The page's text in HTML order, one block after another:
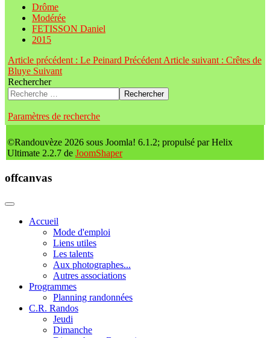
Drôme
Modérée
FETISSON Daniel
2015
Article précédent : Le Peinard Précédent Article suivant : Crêtes de
Bluye Suivant
Rechercher
Rechercher
Paramètres de recherche
©Randouvèze 2026 sous Joomla! 6.1.2; propulsé par Helix
Ultimate 2.2.7 de JoomShaper
offcanvas
Accueil
Mode d'emploi
Liens utiles
Les talents
Aux photographes...
Autres associations
Programmes
Planning randonnées
C.R. Randos
Jeudi
Dimanche